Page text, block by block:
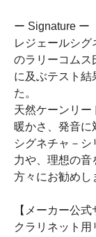
ー Signature ー
レジェールシ
のラリーコムス
に及ぶテスト結
た。
天然ケーンリー
暖かさ、発音に
シグネチャ－
力や、理想の音
方々にお勧めし
【メーカー公式
クラリネット